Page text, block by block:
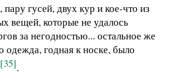
пару гусей, двух кур и кое-что из
вещей, которые не удалось
за негодностью... остальное же
одежда, годная к носке, было
[35].